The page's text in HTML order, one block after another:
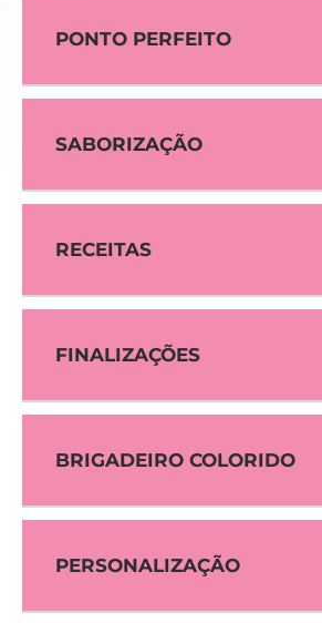
PONTO PERFEITO
SABORIZAÇÃO
RECEITAS
FINALIZAÇÕES
BRIGADEIRO COLORIDO
PERSONALIZAÇÃO